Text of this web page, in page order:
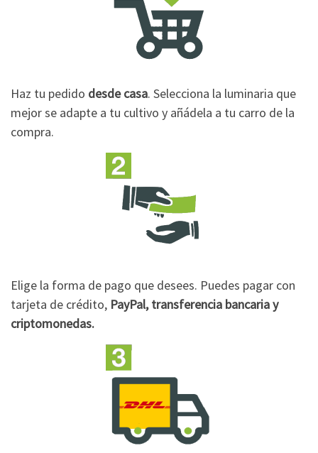
Haz tu pedido desde casa. Selecciona la luminaria que
mejor se adapte a tu cultivo y añádela a tu carro de la
compra.
Elige la forma de pago que desees. Puedes pagar con
tarjeta de crédito, PayPal, transferencia bancaria y
criptomonedas.